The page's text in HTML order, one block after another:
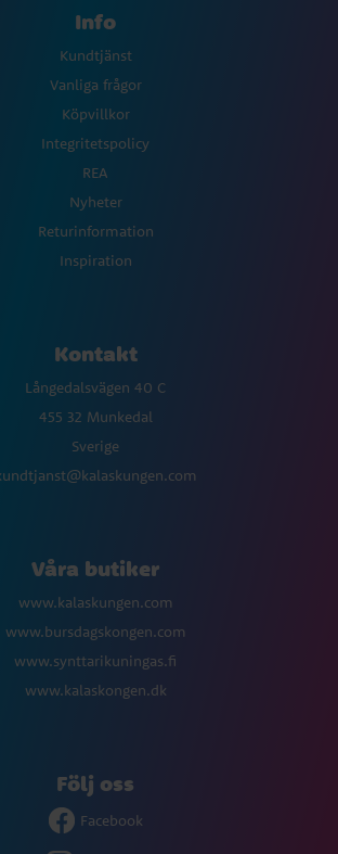
Info
Kundtjänst
Vanliga frågor
Köpvillkor
Integritetspolicy
REA
Nyheter
Returinformation
Inspiration
Kontakt
Långedalsvägen 40 C
455 32 Munkedal
Sverige
Våra butiker
www.kalaskungen.com
www.bursdagskongen.com
www.synttarikuningas.fi
www.kalaskongen.dk
Följ oss
Facebook